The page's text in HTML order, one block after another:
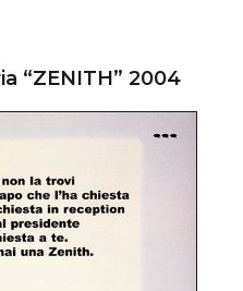
“ZENITH” 2004